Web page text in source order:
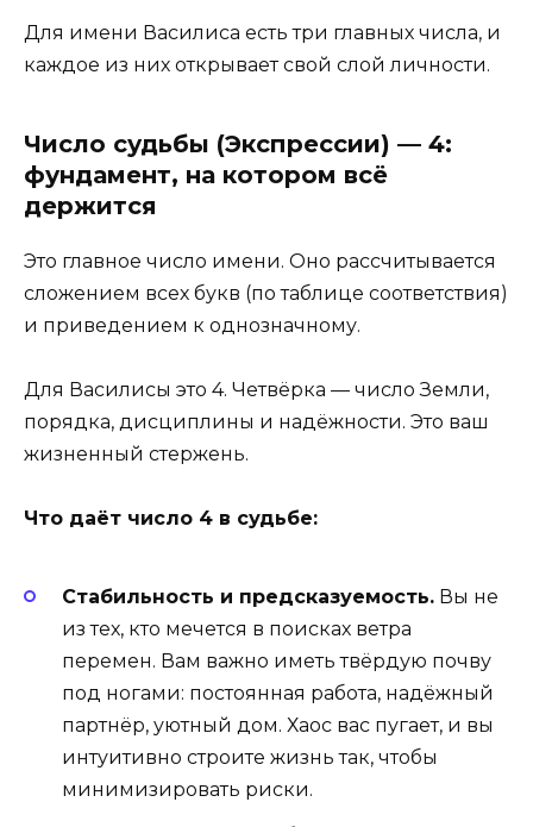
Для имени Василиса есть три главных числа, и
каждое из них открывает свой слой личности.
Число судьбы (Экспрессии) — 4:
фундамент, на котором всё
держится
Это главное число имени. Оно рассчитывается
сложением всех букв (по таблице соответствия)
и приведением к однозначному.
Для Василисы это 4. Четвёрка — число Земли,
порядка, дисциплины и надёжности. Это ваш
жизненный стержень.
Что даёт число 4 в судьбе:
Стабильность и предсказуемость. Вы не
из тех, кто мечется в поисках ветра
перемен. Вам важно иметь твёрдую почву
под ногами: постоянная работа, надёжный
партнёр, уютный дом. Хаос вас пугает, и вы
интуитивно строите жизнь так, чтобы
минимизировать риски.